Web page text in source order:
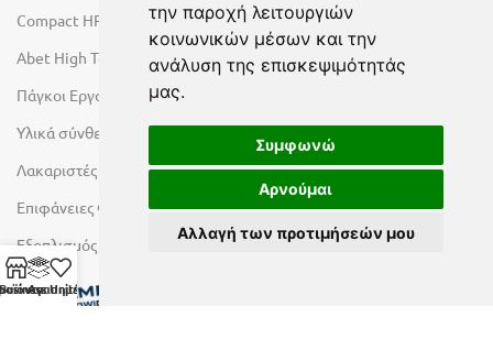
την παροχή λειτουργιών
κοινωνικών μέσων και την
ανάλυση της επισκεψιμότητάς
μας.
Συμφωνώ
Αρνούμαι
Αλλαγή των προτιμήσεών μου
Compact HPL Εξωτερικού Χώρου
Abet High Tech Solutions
Πάγκοι Εργασίας Duropal
Υλικά σύνθεσης πόρτας
Λακαριστές επιφάνειες Primeboard
Επιφάνειες Φυσικών Πετρωμάτων
Εξοπλισμός Υγρών Χώρων
Units
Αγαπημένα